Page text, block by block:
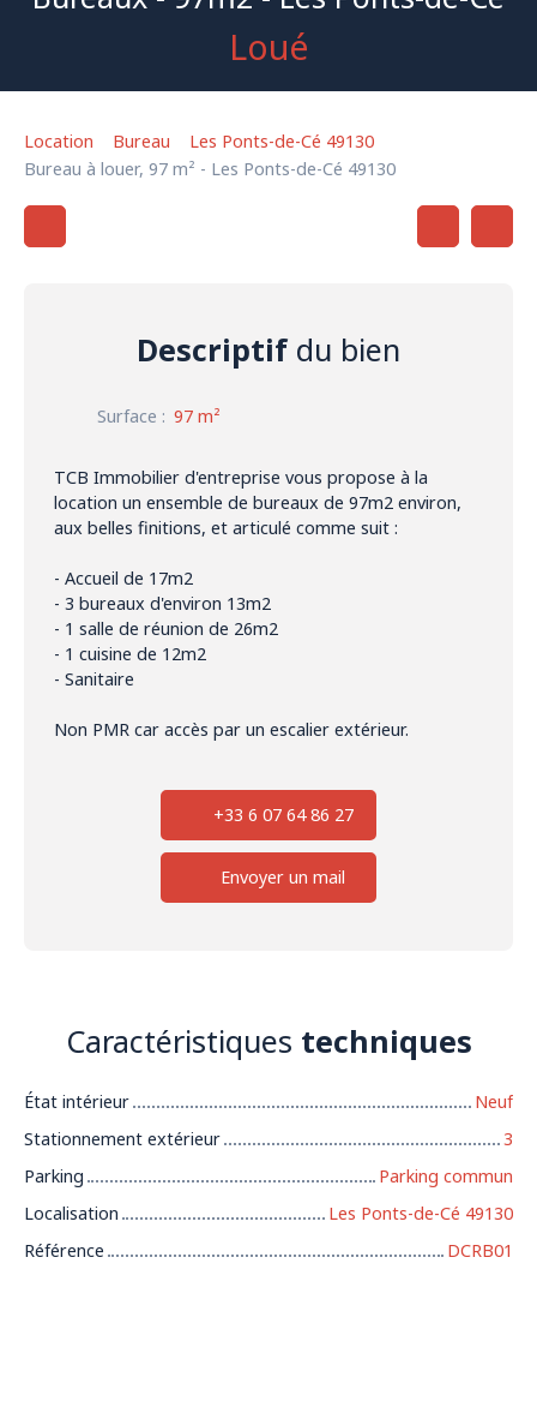
Loué
Location Bureau
Les Ponts-de-Cé 49130
Bureau à louer, 97 m² - Les Ponts-de-Cé 49130
Descriptifdu bien
Surface : 97 m²
TCB Immobilier d'entreprise vous propose à la
location un ensemble de bureaux de 97m2 environ,
aux belles finitions, et articulé comme suit :
- Accueil de 17m2
- 3 bureaux d'environ 13m2
- 1 salle de réunion de 26m2
- 1 cuisine de 12m2
- Sanitaire
Non PMR car accès par un escalier extérieur.
+33 6 07 64 86 27
Envoyer un mail
Caractéristiques techniques
État intérieur
Neuf
Stationnement extérieur
3
Parking
Parking commun
Localisation
Les Ponts-de-Cé 49130
Référence
DCRB01